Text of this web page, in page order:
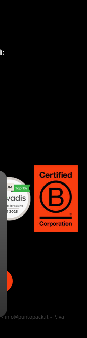
- info@puntopack.it - P.Iva